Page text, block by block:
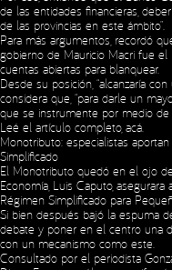
de las entidades financieras,
de las provincias en este ámbito”.
Para más argumentos, recordó
gobierno de Mauricio Macri fue
cuentas abiertas para blanquear.
Desde su posición, “alcanzaría
considera que, “para darle un
que se instrumente por medio de
Leé el artículo completo, acá
Monotributo: especialistas
Simplificado
El Monotributo quedó en el ojo
Economía, Luis Caputo,
Régimen Simplificado para
Si bien después bajó la espuma
debate y poner en el centro una
con un mecanismo como este.
Consultado por el periodista